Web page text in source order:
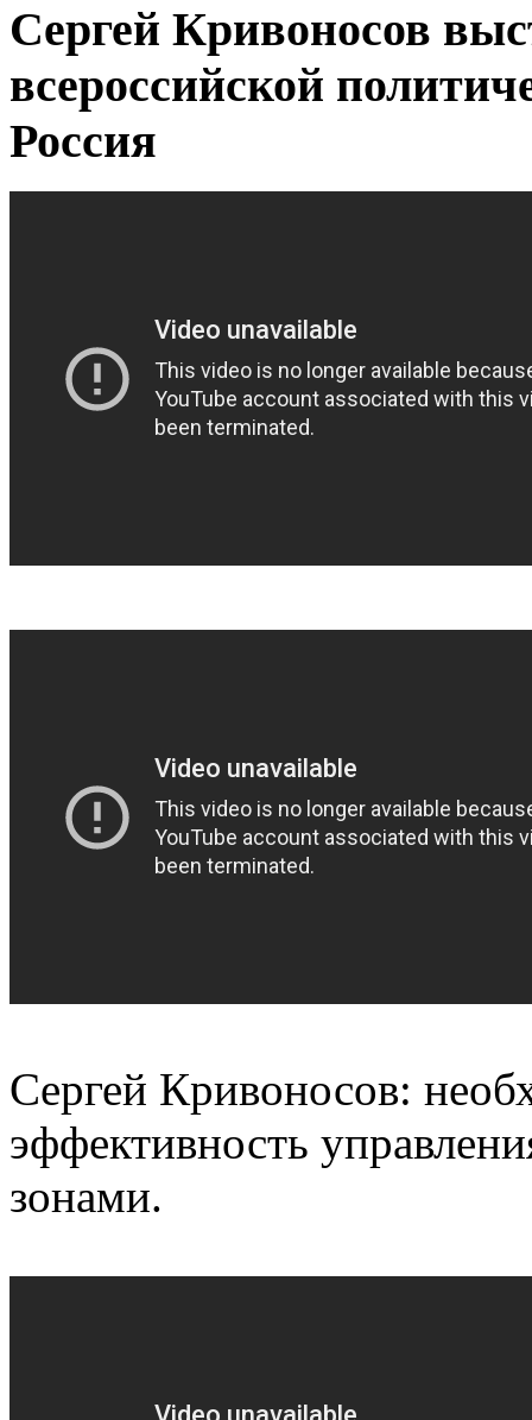
Сергей Кривоносов
всероссийской
Россия
Сергей Кривоносов:
эффективность
зонами.